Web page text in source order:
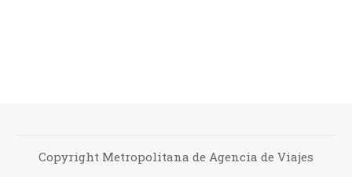
Copyright Metropolitana de Agencia de Viajes